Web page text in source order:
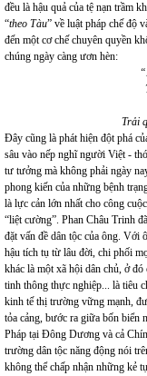
đều là hậu quả của tệ nạn trầm
“theo Tàu” về luật pháp chế độ
đến một cơ chế chuyên quyền
chúng ngày càng ươn hèn:
Trải
Đây cũng là phát hiện đột phá
sâu vào nếp nghĩ người Việt -
tư tưởng mà không phải ngày
phong kiến của những bệnh
là lực cản lớn nhất cho công
“liệt cường”. Phan Châu Trinh
đặt vấn đề dân tộc của ông. Với
hậu tích tụ từ lâu đời, chi phối
khác là một xã hội dân chủ, ở
tinh thông thực nghiệp... là tiêu
kinh tế thị trường vững mạnh,
tỏa cảng, bước ra giữa bốn biển
Pháp tại Đông Dương và cả
trường dân tộc năng động nói
không thể chấp nhận những kẻ